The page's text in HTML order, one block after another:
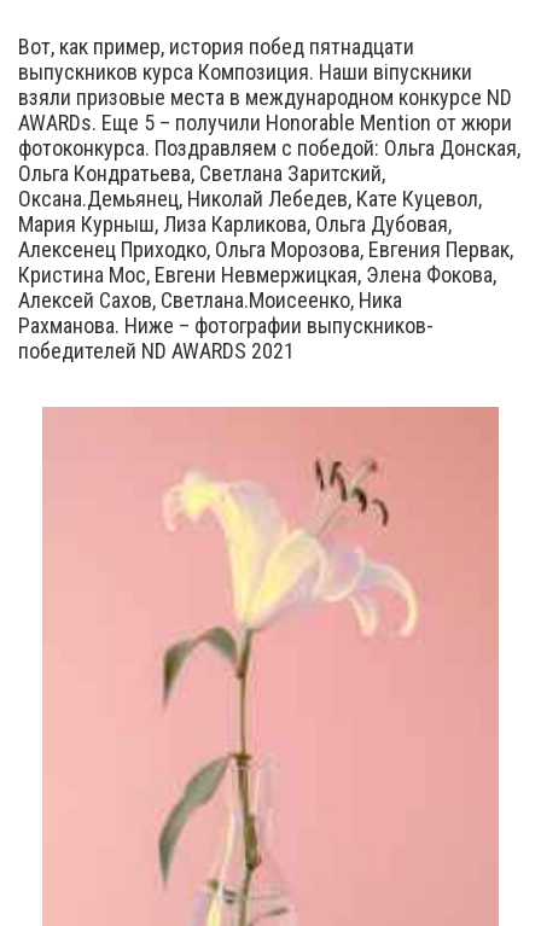
Вот, как пример, история побед пятнадцати
выпускников курса Композиция. Наши віпускники
взяли призовые места в международном конкурсе ND
AWARDs. Еще 5 – получили Honorable Mention от жюри
фотоконкурса. Поздравляем с победой: Ольга Донская,
Ольга Кондратьева, Светлана Заритский,
Оксана.Демьянец, Николай Лебедев, Кате Куцевол,
Мария Курныш, Лиза Карликова, Ольга Дубовая,
Алексенец Приходко, Ольга Морозова, Евгения Первак,
Кристина Мос, Евгени Невмержицкая, Элена Фокова,
Алексей Сахов, Светлана.Моисеенко, Ника
Рахманова. Ниже – фотографии выпускников-
победителей ND AWARDS 2021